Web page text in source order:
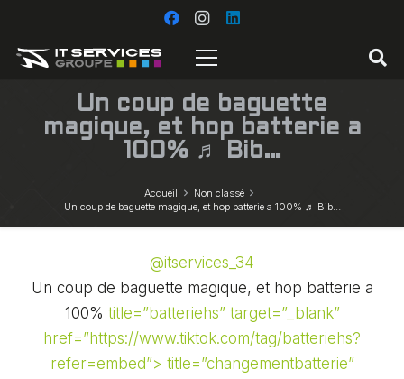
Un coup de baguette
magique, et hop batterie a
100% ♬ Bib…
Accueil
Non classé
Un coup de baguette magique, et hop batterie a 100% ♬ Bib…
@itservices_34
Un coup de baguette magique, et hop batterie a
100% title=”batteriehs” target=”_blank”
href=”https://www.tiktok.com/tag/batteriehs?
refer=embed”> title=”changementbatterie”